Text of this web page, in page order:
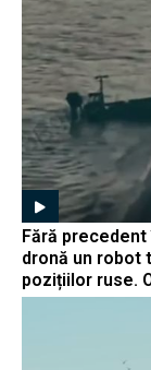
Fără
dronă un robot
pozițiilor ruse.